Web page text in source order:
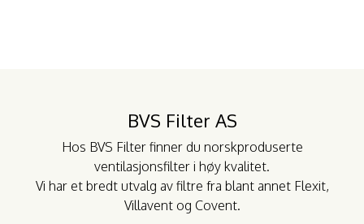
BVS Filter AS
Hos BVS Filter finner du norskproduserte
ventilasjonsfilter i høy kvalitet.
Vi har et bredt utvalg av filtre fra blant annet Flexit,
Villaventog Covent.